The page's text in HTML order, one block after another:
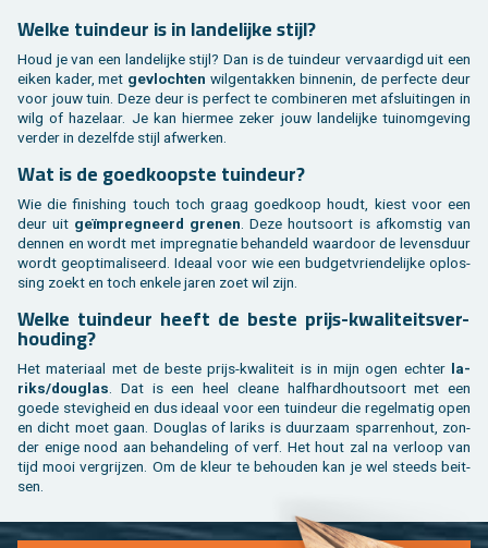
Welke tuin­deur is in lan­de­lij­ke stijl?
Houd je van een lan­de­lij­ke stijl? Dan is de tuin­deur ver­vaar­digd uit een
eiken kader, met ge­vloch­ten wil­gen­tak­ken bin­nen­in, de per­fec­te deur
voor jouw tuin. Deze deur is per­fect te com­bi­ne­ren met af­slui­tin­gen in
wilg of ha­ze­laar. Je kan hier­mee zeker jouw lan­de­lij­ke tuinom­ge­ving
ver­der in de­zelf­de stijl af­wer­ken.
Wat is de goed­koop­ste tuin­deur?
Wie die fi­nis­hing touch toch graag goed­koop houdt, kiest voor een
deur uit geïmpreg­neerd gre­nen . Deze hout­soort is af­kom­stig van
den­nen en wordt met im­preg­na­tie be­han­deld waar­door de le­vens­duur
wordt ge­op­ti­ma­li­seerd. Ide­aal voor wie een bud­get­vrien­de­lij­ke op­los­
sing zoekt en toch en­ke­le jaren zoet wil zijn.
Welke tuin­deur heeft de beste prijs-kwa­li­teits­ver­
hou­ding?
Het ma­te­ri­aal met de beste prijs-kwa­li­teit is in mijn ogen ech­ter la­
riks/dou­g­las . Dat is een heel clea­ne half­hard­hout­soort met een
goede ste­vig­heid en dus ide­aal voor een tuin­deur die re­gel­ma­tig open
en dicht moet gaan. Dou­g­las of la­riks is duur­zaam spar­ren­hout, zon­
der enige nood aan be­han­de­ling of verf. Het hout zal na ver­loop van
tijd mooi ver­grij­zen. Om de kleur te be­hou­den kan je wel steeds beit­
sen.